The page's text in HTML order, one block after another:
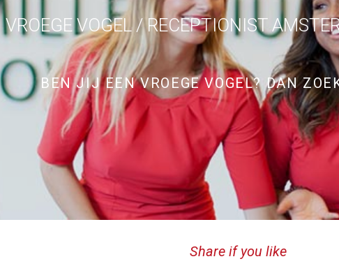
VROEGE VOGEL / RECEPTIONIST
BEN JIJ EEN VROEGE VOGEL? DAN
Share if you like